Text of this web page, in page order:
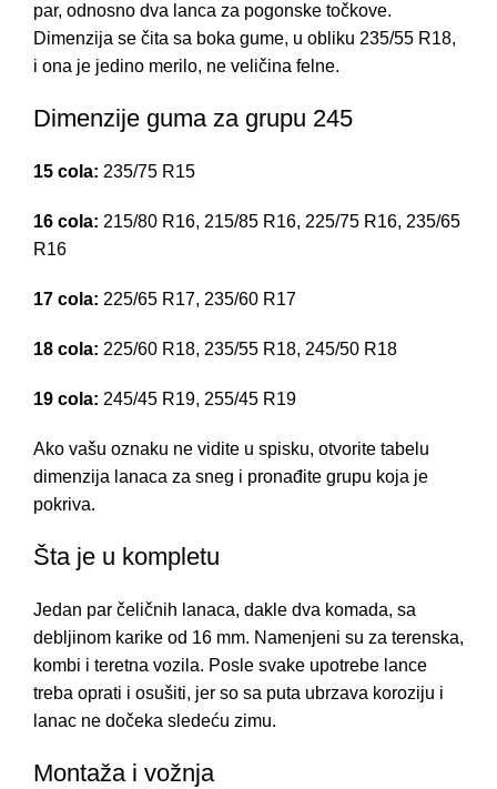
par, odnosno dva lanca za pogonske točkove.
Dimenzija se čita sa boka gume, u obliku 235/55 R18,
i ona je jedino merilo, ne veličina felne.
Dimenzije guma za grupu 245
15 cola: 235/75 R15
16 cola: 215/80 R16, 215/85 R16, 225/75 R16, 235/65
R16
17 cola: 225/65 R17, 235/60 R17
18 cola: 225/60 R18, 235/55 R18, 245/50 R18
19 cola: 245/45 R19, 255/45 R19
Ako vašu oznaku ne vidite u spisku, otvorite tabelu
dimenzija lanaca za sneg i pronađite grupu koja je
pokriva.
Šta je u kompletu
Jedan par čeličnih lanaca, dakle dva komada, sa
debljinom karike od 16 mm. Namenjeni su za terenska,
kombi i teretna vozila. Posle svake upotrebe lance
treba oprati i osušiti, jer so sa puta ubrzava koroziju i
lanac ne dočeka sledeću zimu.
Montaža i vožnja